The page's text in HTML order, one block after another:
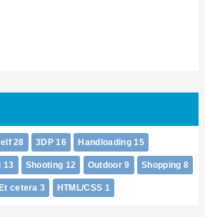
28 3DP16 Handloading15
13 Shooting 12 Outdoor9 Shopping 8
Et cetera3 HTML/CSS 1